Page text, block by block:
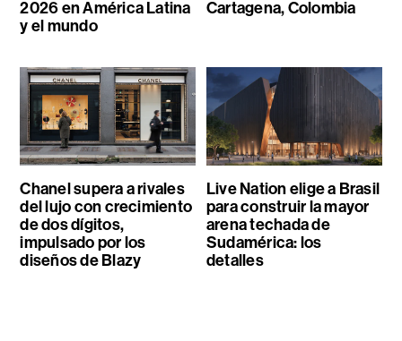
2026 en América Latina
y el mundo
Cartagena, Colombia
Chanel supera a rivales
del lujo con crecimiento
de dos dígitos,
impulsado por los
diseños de Blazy
Live Nation elige a Brasil
para construir la mayor
arena techada de
Sudamérica: los
detalles